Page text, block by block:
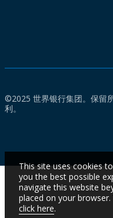
©2025 世界银行集团。保留
利。
This site uses cookies
you the best possible
navigate this website
placed on your
click here.